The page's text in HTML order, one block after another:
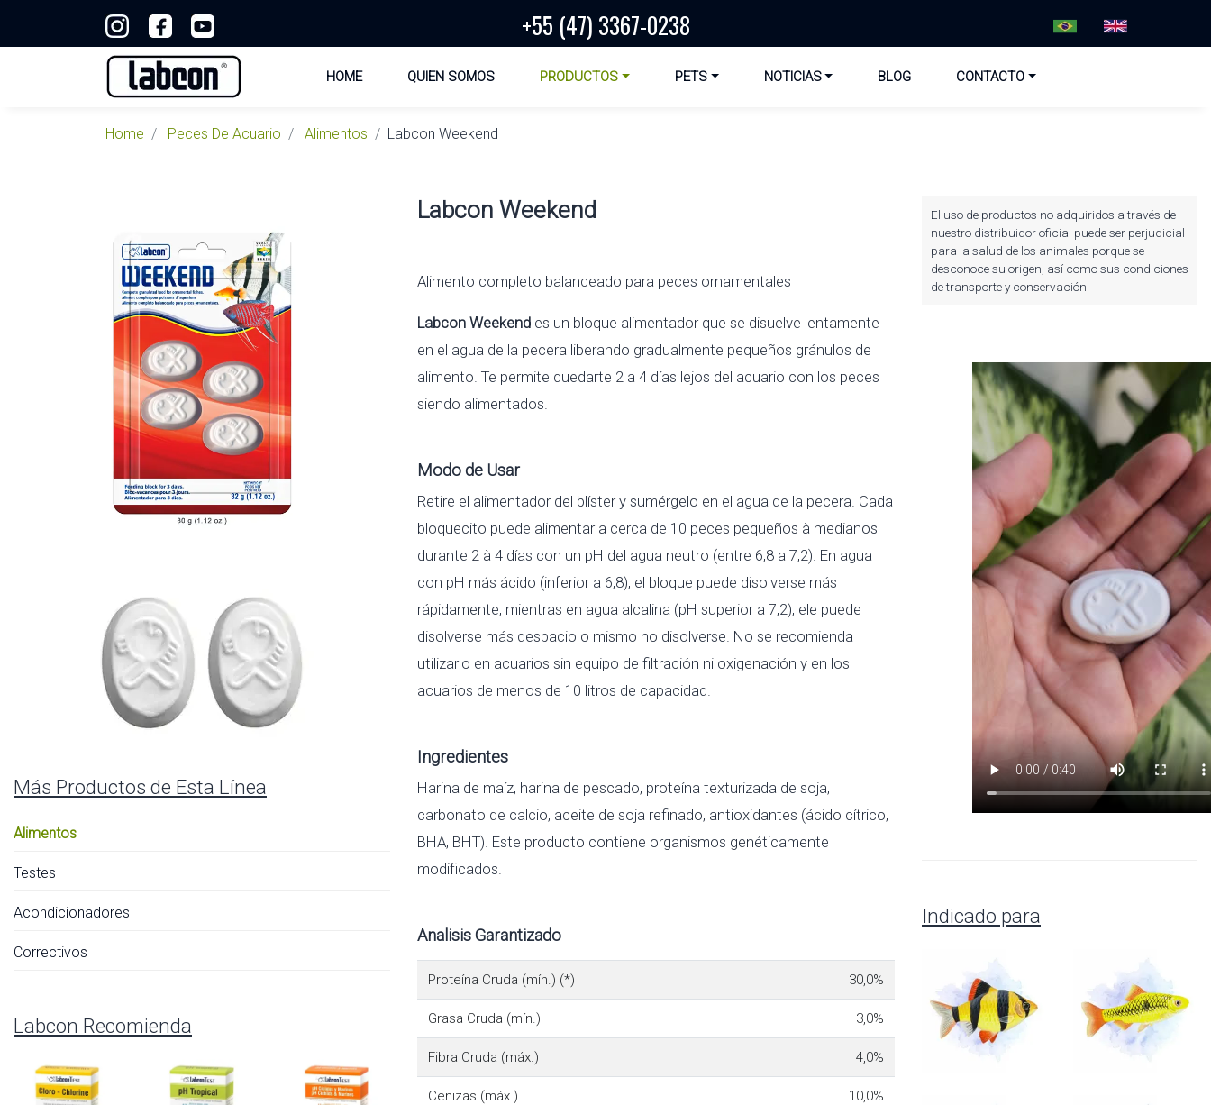
+55 (47) 3367-0238
HOME QUIEN SOMOS PRODUCTOS PETS NOTICIAS BLOG CONTACTO
Home Peces De Acuario Alimentos Labcon Weekend
Más Productos de Esta Línea
Alimentos
Testes
Acondicionadores
Correctivos
Labcon Recomienda
Labcon Weekend
Alimento completo balanceado para peces ornamentales
Labcon Weekend es un bloque alimentador que se disuelve lentamente
en el agua de la pecera liberando gradualmente pequeños gránulos de
alimento. Te permite quedarte 2 a 4 días lejos del acuario con los peces
siendo alimentados.
Modo de Usar
Retire el alimentador del blíster y sumérgelo en el agua de la pecera. Cada
bloquecito puede alimentar a cerca de 10 peces pequeños à medianos
durante 2 à 4 días con un pH del agua neutro (entre 6,8 a 7,2). En agua
con pH más ácido (inferior a 6,8), el bloque puede disolverse más
rápidamente, mientras en agua alcalina (pH superior a 7,2), ele puede
disolverse más despacio o mismo no disolverse. No se recomienda
utilizarlo en acuarios sin equipo de filtración ni oxigenación y en los
acuarios de menos de 10 litros de capacidad.
Ingredientes
Harina de maíz, harina de pescado, proteína texturizada de soja,
carbonato de calcio, aceite de soja refinado, antioxidantes (ácido cítrico,
BHA, BHT). Este producto contiene organismos genéticamente
modificados.
Analisis Garantizado
Proteína Cruda (mín.) (*) 30,0%
Grasa Cruda (mín.) 3,0%
Fibra Cruda (máx.) 4,0%
Cenizas (máx.) 10,0%
El uso de productos no adquiridos a través de
nuestro distribuidor oficial puede ser perjudicial
para la salud de los animales porque se
desconoce su origen, así como sus condiciones
de transporte y conservación
Indicado para